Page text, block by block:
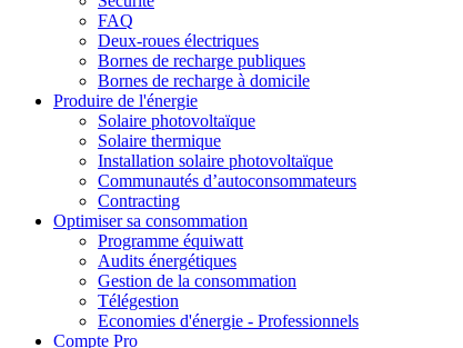
FAQ
Deux-roues électriques
Bornes de recharge publiques
Bornes de recharge à domicile
Produire de l'énergie
Solaire photovoltaïque
Solaire thermique
Installation solaire photovoltaïque
Communautés d’autoconsommateurs
Contracting
Optimiser sa consommation
Programme équiwatt
Audits énergétiques
Gestion de la consommation
Télégestion
Economies d'énergie - Professionnels
Compte Pro